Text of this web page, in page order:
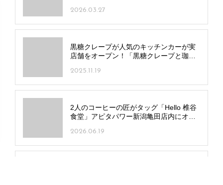
2026.03.27
黒糖クレープが人気のキッチンカーが実
店舗をオープン！「黒糖クレープと珈琲
2025.11.19
2人のコーヒーの匠がタッグ「Hello 椎谷
食堂」アピタパワー新潟亀田店内にオー
2026.06.19